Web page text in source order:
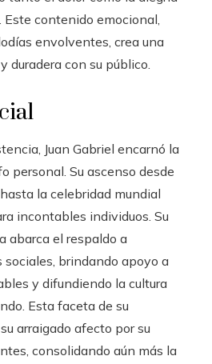
contenido emocional,
envolventes, crea una
duradera con su público.
Juan Gabriel encarnó la
personal. Su ascenso desde
la celebridad mundial
incontables individuos. Su
abarca el respaldo a
brindando apoyo a
y difundiendo la cultura
Esta faceta de su
arraigado afecto por su
consolidando aún más la